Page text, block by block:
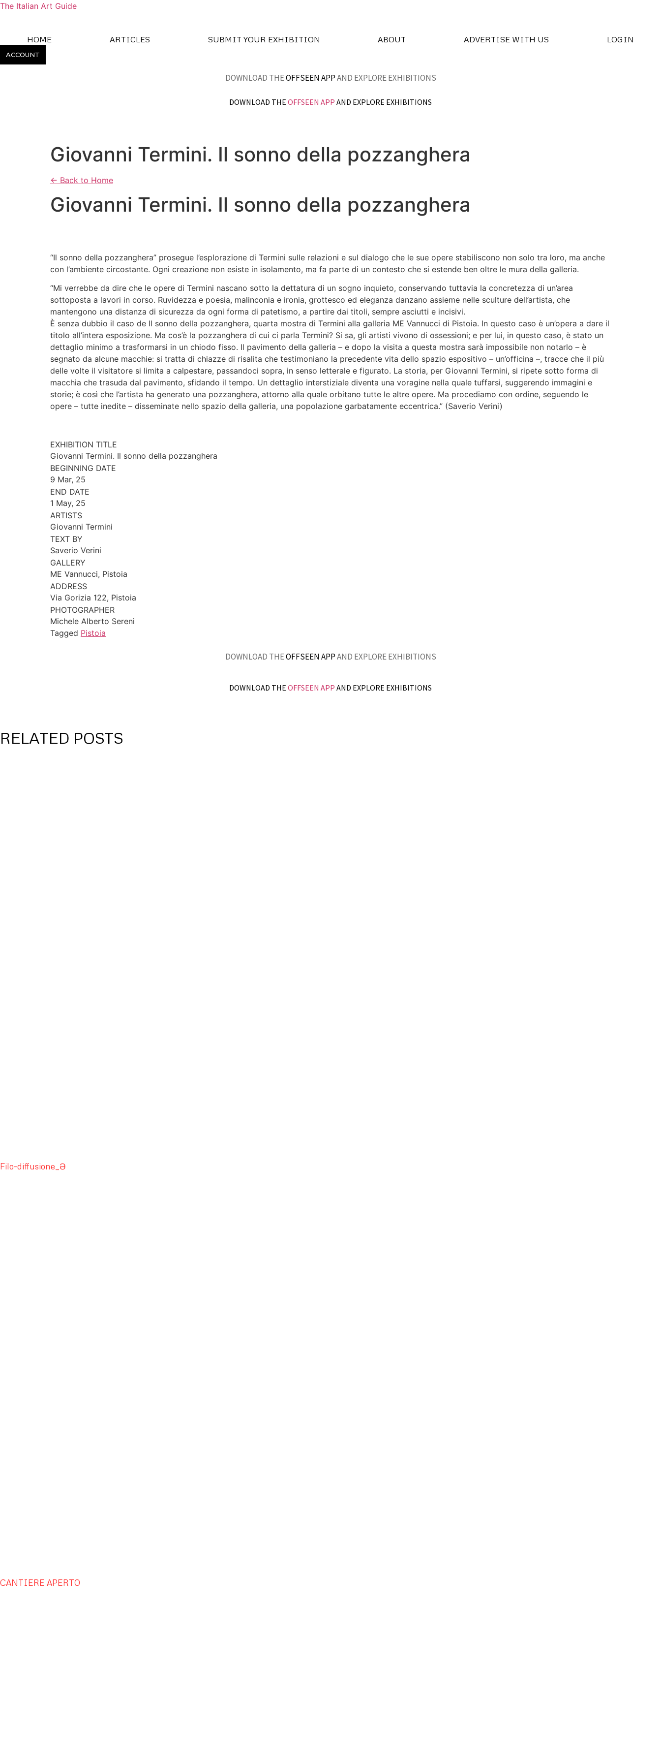
The Italian Art Guide
HOME ARTICLES SUBMIT YOUR EXHIBITION ABOUT ADVERTISE WITH US LOGIN
ACCOUNT
DOWNLOAD THEOFFSEEN APPAND EXPLORE EXHIBITIONS
DOWNLOAD THE OFFSEEN APP AND EXPLORE EXHIBITIONS
Giovanni Termini. Il sonno della pozzanghera
← Back to Home
Giovanni Termini. Il sonno della pozzanghera
“Il sonno della pozzanghera” prosegue l’esplorazione di Termini sulle relazioni e sul dialogo che le sue opere stabiliscono non solo tra loro, ma anche
con l’ambiente circostante. Ogni creazione non esiste in isolamento, ma fa parte di un contesto che si estende ben oltre le mura della galleria.
“Mi verrebbe da dire che le opere di Termini nascano sotto la dettatura di un sogno inquieto, conservando tuttavia la concretezza di un’area
sottoposta a lavori in corso. Ruvidezza e poesia, malinconia e ironia, grottesco ed eleganza danzano assieme nelle sculture dell’artista, che
mantengono una distanza di sicurezza da ogni forma di patetismo, a partire dai titoli, sempre asciutti e incisivi.
È senza dubbio il caso de Il sonno della pozzanghera, quarta mostra di Termini alla galleria ME Vannucci di Pistoia. In questo caso è un’opera a dare il
titolo all’intera esposizione. Ma cos’è la pozzanghera di cui ci parla Termini? Si sa, gli artisti vivono di ossessioni; e per lui, in questo caso, è stato un
dettaglio minimo a trasformarsi in un chiodo fisso. Il pavimento della galleria – e dopo la visita a questa mostra sarà impossibile non notarlo – è
segnato da alcune macchie: si tratta di chiazze di risalita che testimoniano la precedente vita dello spazio espositivo – un’officina –, tracce che il più
delle volte il visitatore si limita a calpestare, passandoci sopra, in senso letterale e figurato. La storia, per Giovanni Termini, si ripete sotto forma di
macchia che trasuda dal pavimento, sfidando il tempo. Un dettaglio interstiziale diventa una voragine nella quale tuffarsi, suggerendo immagini e
storie; è così che l’artista ha generato una pozzanghera, attorno alla quale orbitano tutte le altre opere. Ma procediamo con ordine, seguendo le
opere – tutte inedite – disseminate nello spazio della galleria, una popolazione garbatamente eccentrica.” (Saverio Verini)
EXHIBITION TITLE
Giovanni Termini. Il sonno della pozzanghera
BEGINNING DATE
9 Mar, 25
END DATE
1 May, 25
ARTISTS
Giovanni Termini
TEXT BY
Saverio Verini
GALLERY
ME Vannucci, Pistoia
ADDRESS
Via Gorizia 122, Pistoia
PHOTOGRAPHER
Michele Alberto Sereni
Tagged Pistoia
DOWNLOAD THEOFFSEEN APPAND EXPLORE EXHIBITIONS
DOWNLOAD THE OFFSEEN APP AND EXPLORE EXHIBITIONS
RELATED POSTS
Filo-diffusione_Ə
CANTIERE APERTO